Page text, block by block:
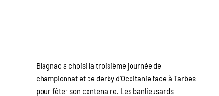
Blagnac a choisi la troisième journée de
championnat et ce derby d’Occitanie face à Tarbes
pour fêter son centenaire. Les banlieusards